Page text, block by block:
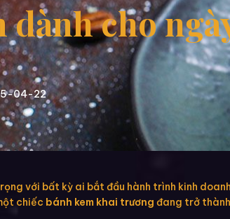
dành cho
04-22
với bất kỳ ai bắt đầu hành trình kinh
chiếc bánh kem khai trương đang trở